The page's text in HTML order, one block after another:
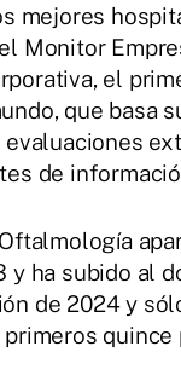
mejores
Monitor
el
que basa
de
y ha subido al
de 2024 y
quince